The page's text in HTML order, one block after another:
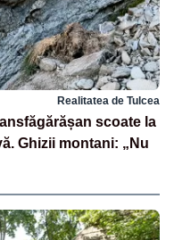
Realitatea de Tulcea
scoate la
Ghizii montani: „Nu